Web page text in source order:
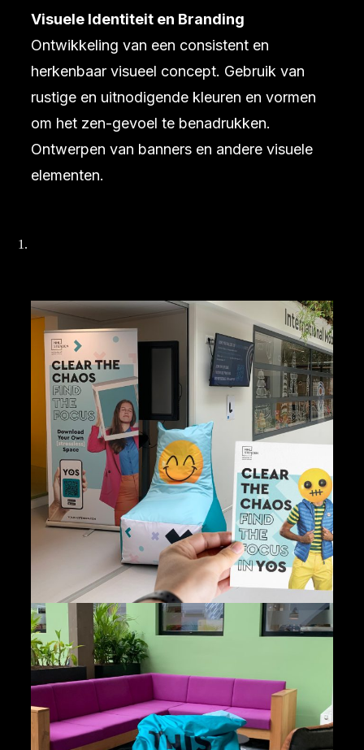
Visuele Identiteit en Branding
Ontwikkeling van een consistent en
herkenbaar visueel concept. Gebruik van
rustige en uitnodigende kleuren en vormen
om het zen-gevoel te benadrukken.
Ontwerpen van banners en andere visuele
elementen.